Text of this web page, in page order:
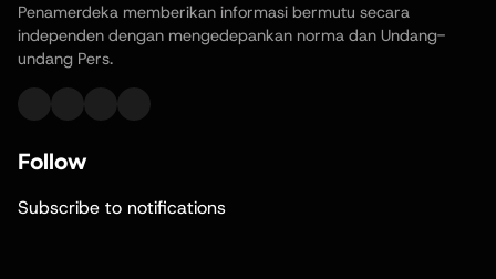
Penamerdeka memberikan informasi bermutu secara
independen dengan mengedepankan norma dan Undang-
undang Pers.
Follow
Subscribe to notifications